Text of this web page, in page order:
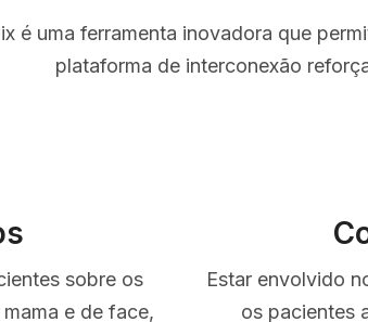
é uma ferramenta inovadora que
plataforma de interconexão
sobre os
e de face,
Estar envolvido
os pacientes